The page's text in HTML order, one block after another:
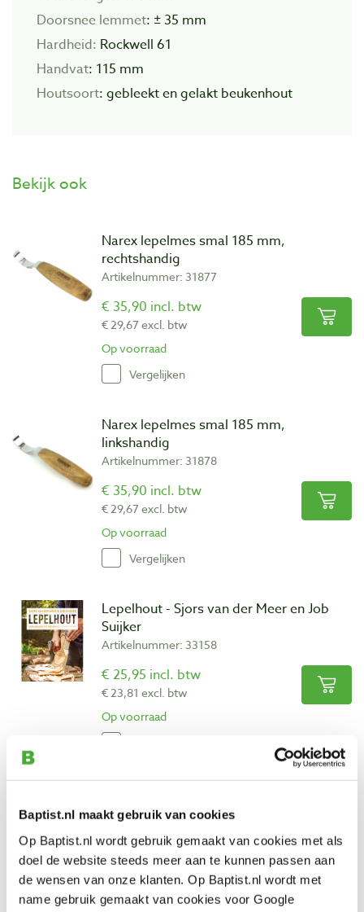
Baptist.nl maakt gebruik van cookies
Op Baptist.nl wordt gebruik gemaakt van cookies met als
doel de website steeds meer aan te kunnen passen aan
de wensen van onze klanten. Op Baptist.nl wordt met
name gebruik gemaakt van cookies voor Google
Doorsnee lemmet: ± 35 mm
Hardheid: Rockwell 61
Handvat: 115 mm
Houtsoort: gebleekt en gelakt beukenhout
Bekijk ook
Narex lepelmes smal 185 mm,
rechtshandig
Artikelnummer: 31877
€ 35,90 incl. btw
€ 29,67 excl. btw
Op voorraad
Vergelijken
Narex lepelmes smal 185 mm,
linkshandig
Artikelnummer: 31878
€ 35,90 incl. btw
€ 29,67 excl. btw
Op voorraad
Vergelijken
Lepelhout - Sjors van der Meer en Job
Suijker
Artikelnummer: 33158
€ 25,95 incl. btw
€ 23,81 excl. btw
Op voorraad
Artikelnummer: 32333
€ 33,55 incl. btw
€ 27,73 excl. btw
Op voorraad
Vergelijken